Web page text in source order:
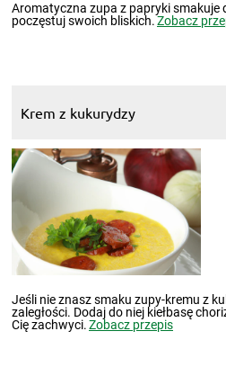
Aromatyczna zupa z papryki smakuje
poczęstuj swoich bliskich.Zobacz
Krem z kukurydzy
Jeśli nie znasz smaku zupy-kremu z
zaległości. Dodaj do niej kiełbasę
Cię zachwyci.Zobacz przepis